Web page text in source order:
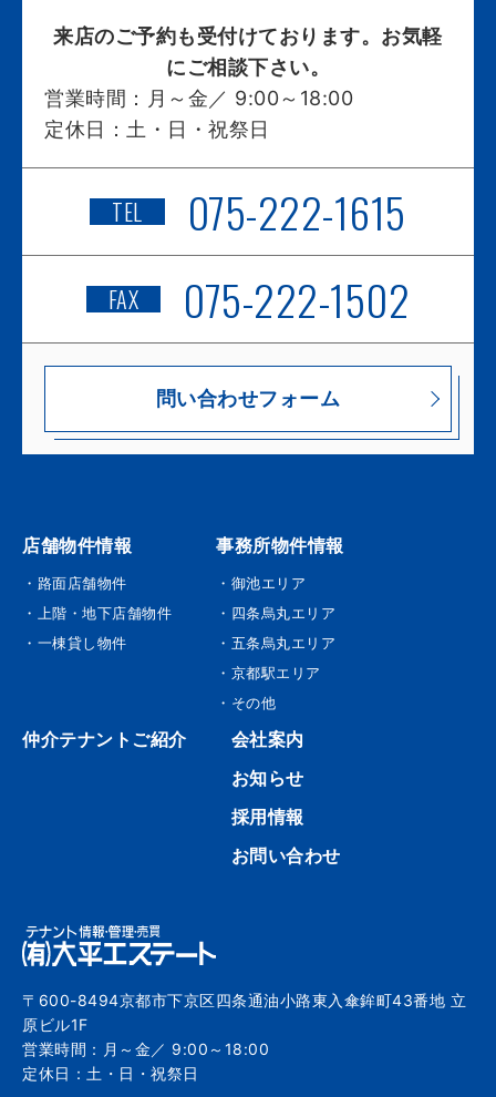
来店のご予約も受付けております。お気軽
にご相談下さい。
営業時間：
月～金／ 9:00～18:00
定休日： 土・日・祝祭日
TEL 075-222-1615
FAX 075-222-1502
問い合わせフォーム
店舗物件情報
・路面店舗物件
・上階・地下店舗物件
・一棟貸し物件
事務所物件情報
・御池エリア
・四条烏丸エリア
・五条烏丸エリア
・京都駅エリア
・その他
仲介テナントご紹介
会社案内
お知らせ
採用情報
お問い合わせ
〒600-8494京都市下京区四条通油小路東入傘鉾町43番地 立
原ビル1F
営業時間：月～金／ 9:00～18:00
定休日：土・日・祝祭日